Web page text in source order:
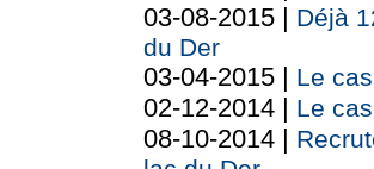
03-08-2015 | Déjà
du Der
03-04-2015 | Le
02-12-2014 | Le
08-10-2014 |